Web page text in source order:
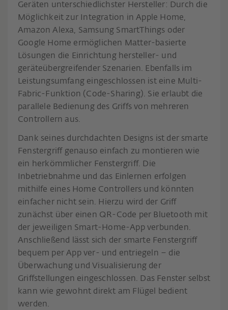
Geräten unterschiedlichster Hersteller: Durch die
Möglichkeit zur Integration in Apple Home,
Amazon Alexa, Samsung SmartThings oder
Google Home ermöglichen Matter-basierte
Lösungen die Einrichtung hersteller- und
geräteübergreifender Szenarien. Ebenfalls im
Leistungsumfang eingeschlossen ist eine Multi-
Fabric-Funktion (Code-Sharing). Sie erlaubt die
parallele Bedienung des Griffs von mehreren
Controllern aus.
Dank seines durchdachten Designs ist der smarte
Fenstergriff genauso einfach zu montieren wie
ein herkömmlicher Fenstergriff. Die
Inbetriebnahme und das Einlernen erfolgen
mithilfe eines Home Controllers und könnten
einfacher nicht sein. Hierzu wird der Griff
zunächst über einen QR-Code per Bluetooth mit
der jeweiligen Smart-Home-App verbunden.
Anschließend lässt sich der smarte Fenstergriff
bequem per App ver- und entriegeln – die
Überwachung und Visualisierung der
Griffstellungen eingeschlossen. Das Fenster selbst
kann wie gewohnt direkt am Flügel bedient
werden.